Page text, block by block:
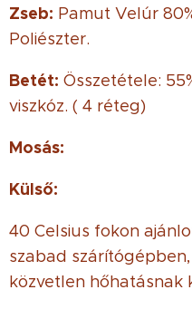
Zseb: Pamut Velúr
Poliészter.
Betét: Összetétele:
viszkóz. ( 4 réteg)
Mosás:
Külső:
40 Celsius fokon
szabad
közvetlen hőhatásnak